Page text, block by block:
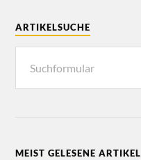
ARTIKELSUCHE
MEIST GELESENE ARTIKEL